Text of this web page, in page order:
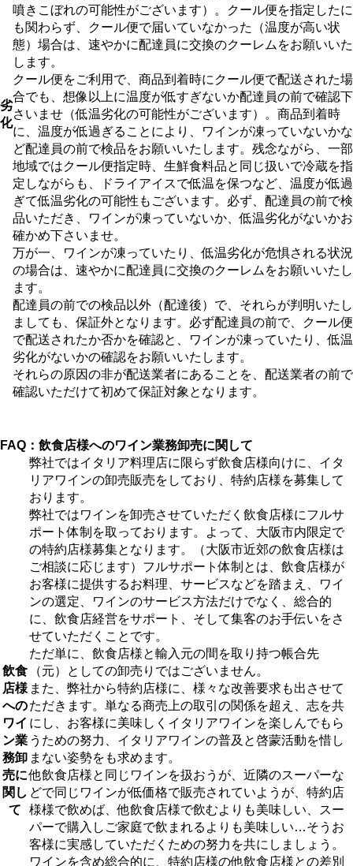
劣
化
噴きこぼれの可能性がございます）。クール便を指定したに
も関わらず、クール便で届いていなかった（温度が高い状
態）場合は、速やかに配達員に交換のクーレムをお願いいた
します。
クール便をご利用で、商品到着時にクール便で配送された場
合でも、想像以上に温度が低すぎないか配達員の前で確認下
さいませ（低温劣化の可能性がございます）。商品到着時
に、温度が低過ぎることにより、ワインが凍っていないかな
ど配達員の前で検品をお願いいたします。残念ながら、一部
地域ではクール便指定時、生鮮食料品と同じ扱いで冷蔵を指
定しながらも、ドライアイスで低温を保つなど、温度が低過
ぎて低温劣化の可能性もございます。必ず、配達員の前で検
品いただき、ワインが凍っていないか、低温劣化がないかお
確かめ下さいませ。
万が一、ワインが凍っていたり、低温劣化が危惧される状況
の場合は、速やかに配達員に交換のクーレムをお願いいたし
ます。
配達員の前での検品以外（配達後）で、それらが判明いたし
ましても、保証外となります。必ず配達員の前で、クール便
で配送されたか否かを確認と、ワインが凍っていたり、低温
劣化がないかの確認をお願いいたします。
それらの原因の非が配送業者にあることを、配送業者の前で
確認いただけて初めて保証対象となります。
FAQ：飲食店様へのワイン業務卸売に関して
飲食
店様
への
ワイ
ン業
務卸
売に
関し
て
弊社ではイタリア料理店に限らず飲食店様向けに、イタ
リアワインの卸売販売をしており、特約店様を募集して
おります。
弊社ではワインを卸売させていただく飲食店様にフルサ
ポート体制を取っております。よって、大阪市内限定で
の特約店様募集となります。（大阪市近郊の飲食店様は
ご相談に応じます）フルサポート体制とは、飲食店様が
お客様に提供するお料理、サービスなどを踏まえ、ワイ
ンの選定、ワインのサービス方法だけでなく、総合的
に、飲食店経営をサポート、そして集客のお手伝いをさ
せていただくことです。
ただ単に、飲食店様と輸入元の間を取り持つ帳合先
（元）としての卸売りではございません。
また、弊社から特約店様に、様々な改善要求も出させて
ただきます。単なる商売上の取引の関係を超え、志を共
にし、お客様に美味しくイタリアワインを楽しんでもら
うための努力、イタリアワインの普及と啓蒙活動を惜し
まない姿勢をも求めます。
他飲食店様と同じワインを扱おうが、近隣のスーパーな
どで同じワインが低価格で販売されていようが、特約店
様様で飲めば、他飲食店様で飲むよりも美味しい、スー
パーで購入しご家庭で飲まれるよりも美味しい…そうお
客様に実感していただくための努力を共にしましょう。
ワインを含め総合的に、特約店様の他飲食店様との差別